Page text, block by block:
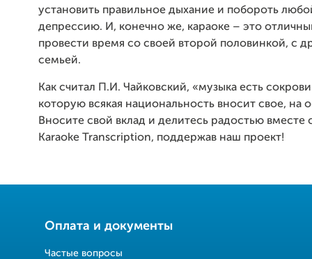
установить правильное дыхание и побороть
депрессию. И, конечно же, караоке – это
провести время со своей второй половинкой, с
семьей.
Как считал П.И. Чайковский, «музыка есть
которую всякая национальность вносит свое, на
Вносите свой вклад и делитесь радостью вместе
Karaoke Transcription, поддержав наш проект!
Оплата и документы
Частые вопросы